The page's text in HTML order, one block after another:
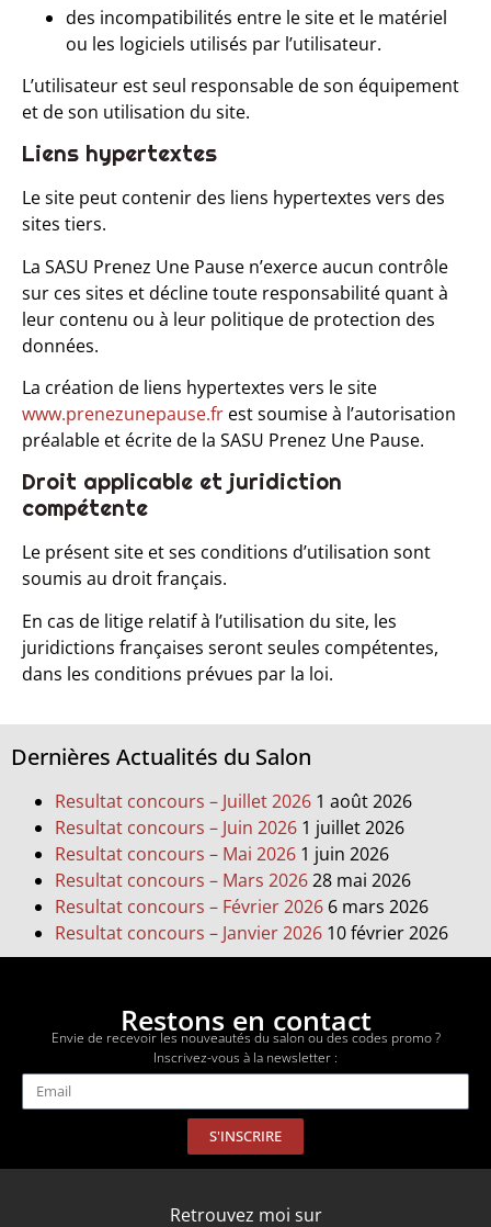
des incompatibilités entre le site et le matériel
ou les logiciels utilisés par l’utilisateur.
L’utilisateur est seul responsable de son équipement
et de son utilisation du site.
Liens hypertextes
Le site peut contenir des liens hypertextes vers des
sites tiers.
La SASU Prenez Une Pause n’exerce aucun contrôle
sur ces sites et décline toute responsabilité quant à
leur contenu ou à leur politique de protection des
données.
La création de liens hypertextes vers le site
www.prenezunepause.fr est soumise à l’autorisation
préalable et écrite de la SASU Prenez Une Pause.
Droit applicable et juridiction
compétente
Le présent site et ses conditions d’utilisation sont
soumis au droit français.
En cas de litige relatif à l’utilisation du site, les
juridictions françaises seront seules compétentes,
dans les conditions prévues par la loi.
Dernières Actualités du Salon
Resultat concours – Juillet 2026 1 août 2026
Resultat concours – Juin 2026 1 juillet 2026
Resultat concours – Mai 2026 1 juin 2026
Resultat concours – Mars 202628 mai 2026
Resultat concours – Février 2026 6 mars 2026
Resultat concours – Janvier 2026 10 février 2026
Restons en contact
Envie de recevoir les nouveautés du salon ou des codes promo ?
Inscrivez-vous à la newsletter :
S'INSCRIRE
Retrouvez moi sur